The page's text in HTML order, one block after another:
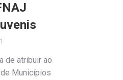
de atribuir ao
Municípios